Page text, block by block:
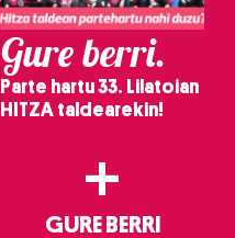
Gure berri.
Parte hartu 33. Lilatoian
HITZA taldearekin!
+
GURE BERRI